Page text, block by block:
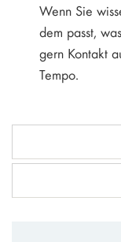
Wenn Sie
dem passt,
gern Kontakt
Tempo.